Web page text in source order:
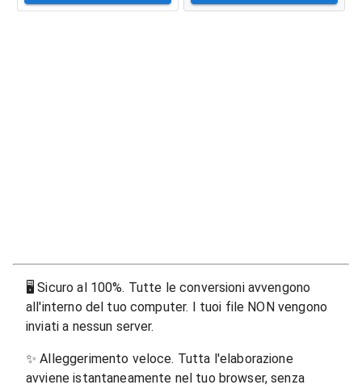
🖥Sicuro al 100%. Tutte le conversioni avvengono
all'interno del tuo computer. I tuoi file NON vengono
inviati a nessun server.
✨Alleggerimento veloce. Tutta l'elaborazione
avviene istantaneamente nel tuo browser, senza